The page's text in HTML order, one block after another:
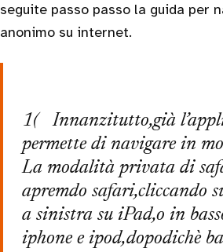
seguite passo passo la guida per
anonimo su internet.
1( Innanzitutto,già
permette di navigare in
La modalità privata di
apremdo safari,cliccando
a sinistra su iPad,o in
iphone e ipod,dopodichè